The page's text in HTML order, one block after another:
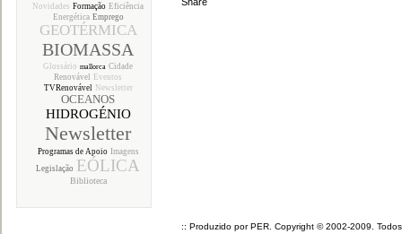
Novidades Formação Eficiência
Energética Emprego
GEOTÉRMICA
BIOMASSA
Glossário mallorca Cidade
Renovável
Eventos
TVRenovável Newsletter
OCEANOS
HIDROGÉNIO
Newsletter
Programas de Apoio Imagens
Legislação EÓLICA
Biblioteca
:: Produzido por PER. Copyright © 2002-2009.